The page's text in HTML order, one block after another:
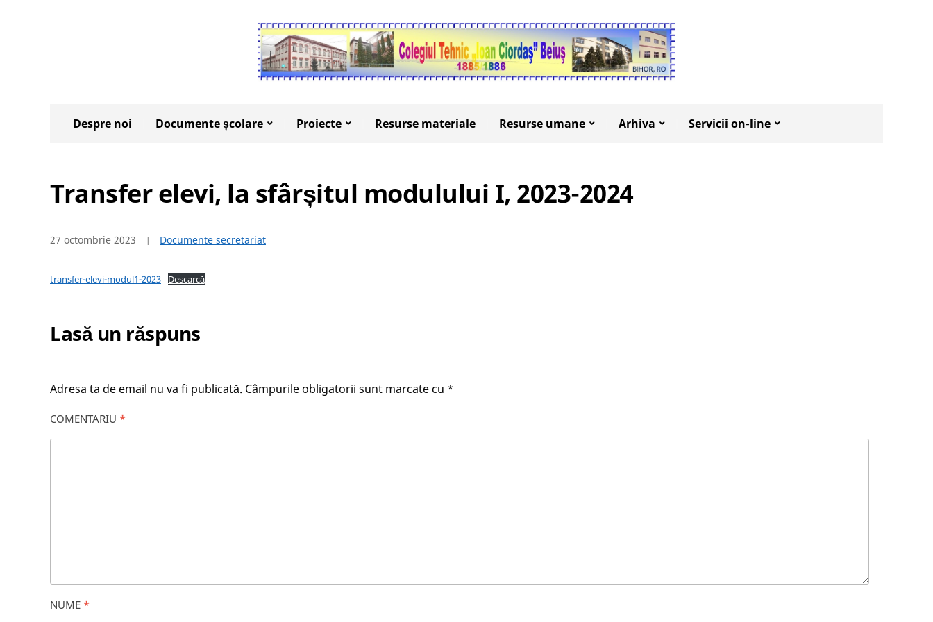
Despre noi Documente școlare Proiecte Resurse materiale Resurse umane Arhiva Servicii on-line
Transfer elevi, la sfârșitul modulului I, 2023-2024
27 octombrie 2023 Documente secretariat
transfer-elevi-modul1-2023 Descarcă
Lasă un răspuns
Adresa ta de email nu va fi publicată. Câmpurile obligatorii sunt marcate cu *
COMENTARIU *
NUME *